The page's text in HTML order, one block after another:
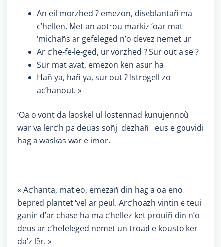
An eil morzhed ? emezon, diseblantañ ma
c’hellen. Met an aotrou markiz ‘oar mat
‘michañs ar gefeleged n’o devez nemet ur
Ar c’he-fe-le-ged, ur vorzhed ? Sur out a se ?
Sur mat avat, emezon ken asur ha
Hañ ya, hañ ya, sur out ? Istrogell zo
ac’hanout. »
‘Oa o vont da laoskel ul lostennad kunujennoù
war va lerc’h pa deuas soñj dezhañ eus e gouvidi
hag a waskas war e imor.
« Ac’hanta, mat eo, emezañ din hag a oa eno
bepred plantet ‘vel ar peul. Arc’hoazh vintin e teui
ganin d’ar chase ha ma c’hellez ket prouiñ din n’o
deus ar c’hefeleged nemet un troad e kousto ker
da’z lêr. »